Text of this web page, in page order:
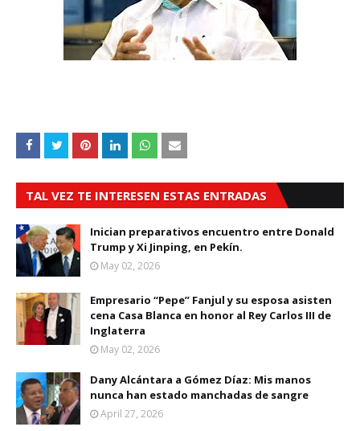
TAL VEZ TE INTERESEN ESTAS ENTRADAS
Inician preparativos encuentro entre Donald
Trump y Xi Jinping, en Pekín.
May 02, 2026
Empresario “Pepe” Fanjul y su esposa asisten
cena Casa Blanca en honor al Rey Carlos III de
Inglaterra
May 02, 2026
Dany Alcántara a Gómez Díaz: Mis manos
nunca han estado manchadas de sangre
April 27, 2026